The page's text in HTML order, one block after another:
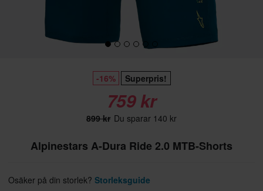
-16% Superpris!
759 kr
899 kr Du sparar 140 kr
Alpinestars A-Dura Ride 2.0 MTB-Shorts
Osäker på din storlek? Storleksguide